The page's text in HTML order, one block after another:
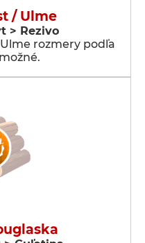
/ Ulme
> Rezivo
rozmery podľa